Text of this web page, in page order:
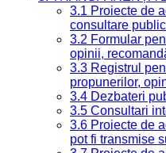
3.1 Proiecte de
consultare
3.2 Formular
opinii,
3.3 Registrul
propunerilor,
3.4 Dezbateri
3.5 Consultari
3.6 Proiecte de
pot fi transmise